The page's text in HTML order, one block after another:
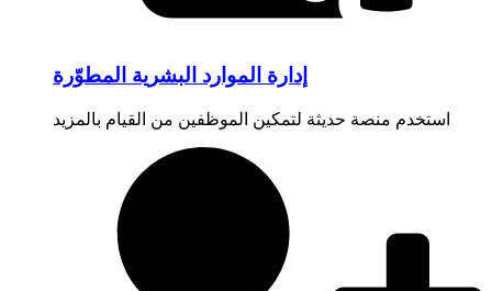
إدارة الموارد البشرية المطوّرة
استخدم منصة حديثة لتمكين الموظفين من القيام بالمزيد